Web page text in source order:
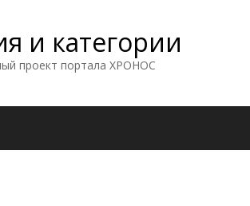
и категории
проект портала ХРОНОС